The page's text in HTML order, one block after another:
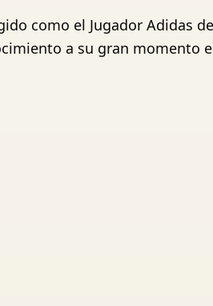
como el Jugador Adidas
a su gran momento